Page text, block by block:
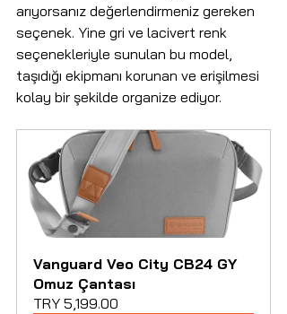
arıyorsanız değerlendirmeniz gereken
seçenek. Yine gri ve lacivert renk
seçenekleriyle sunulan bu model,
taşıdığı ekipmanı korunan ve erişilmesi
kolay bir şekilde organize ediyor.
Vanguard Veo City CB24 GY
Omuz Çantası
TRY 5,199.00